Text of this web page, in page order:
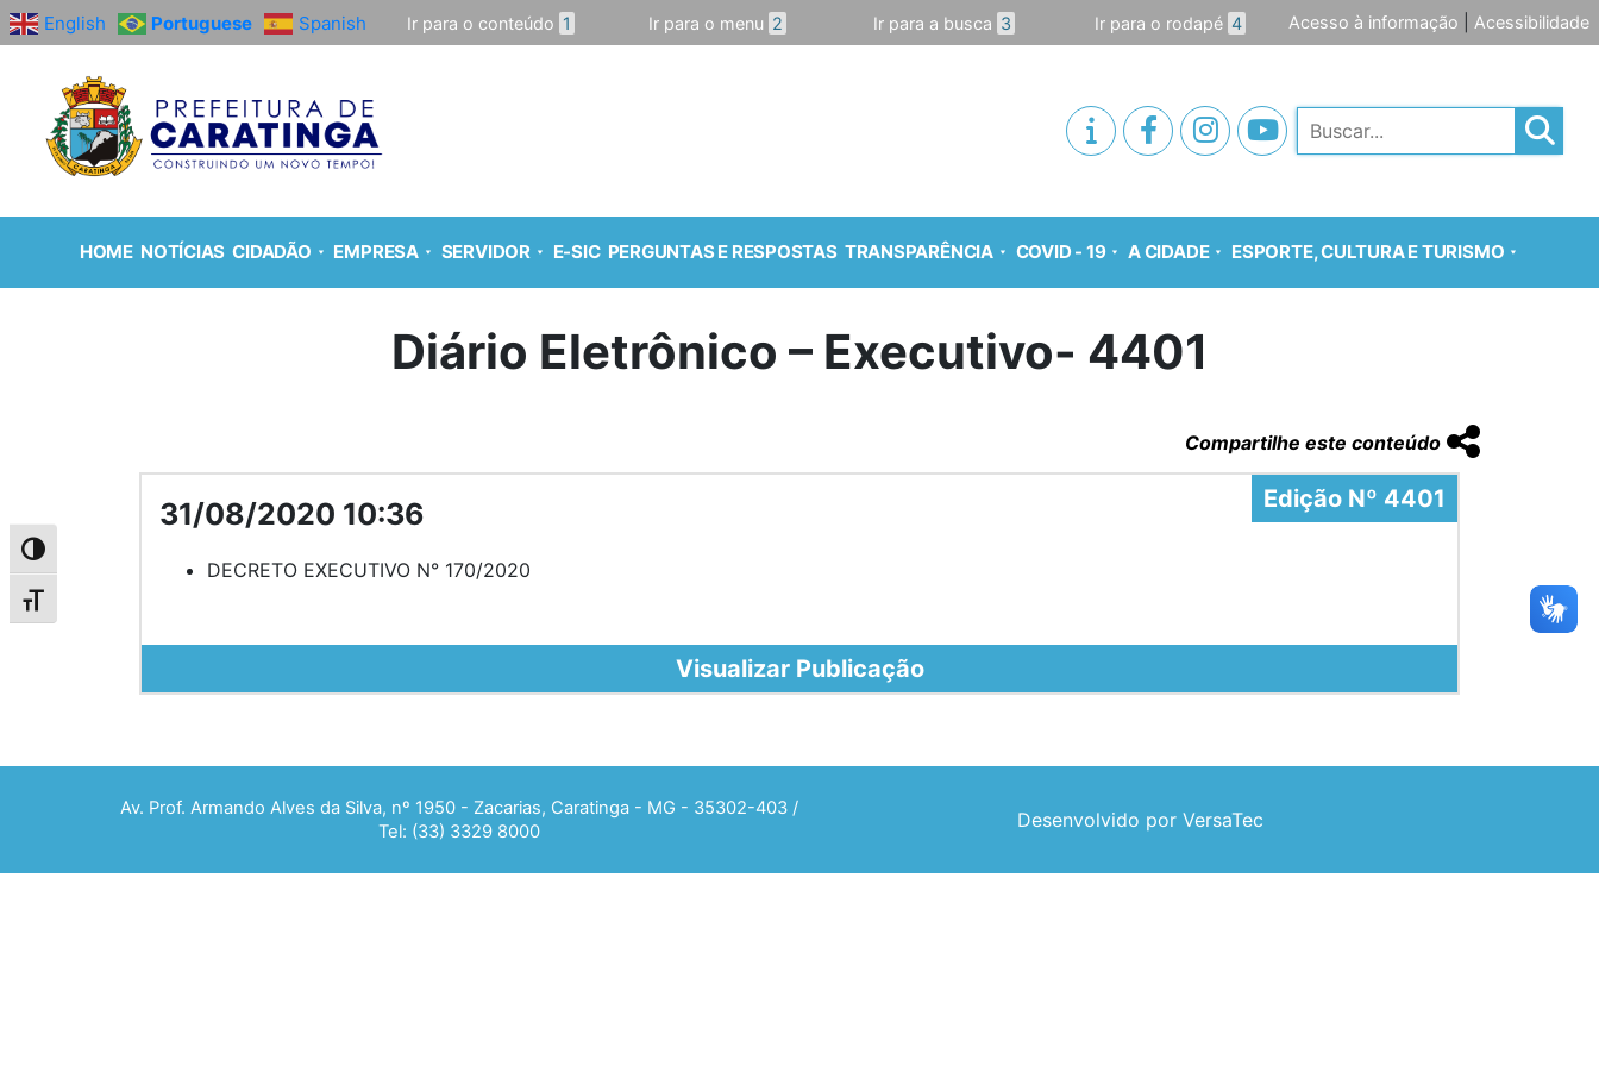
Alternar alto contraste
Alternar tamanho da fonte
English Portuguese Spanish Ir para o conteúdo 1 Ir para o menu 2 Ir para a busca 3 Ir para o rodapé 4 Acesso à informação Acessibilidade
Pesquisar
HOME NOTÍCIAS CIDADÃO EMPRESA SERVIDOR E-SIC PERGUNTAS E RESPOSTAS TRANSPARÊNCIA COVID - 19 A CIDADE ESPORTE, CULTURA E TURISMO
Diário Eletrônico – Executivo- 4401
Compartilhe este conteúdo
Edição Nº 4401
31/08/2020 10:36
DECRETO EXECUTIVO N° 170/2020
Visualizar Publicação
Av. Prof. Armando Alves da Silva, nº 1950 - Zacarias, Caratinga - MG - 35302-403 /
Tel: (33) 3329 8000
Desenvolvido por VersaTec